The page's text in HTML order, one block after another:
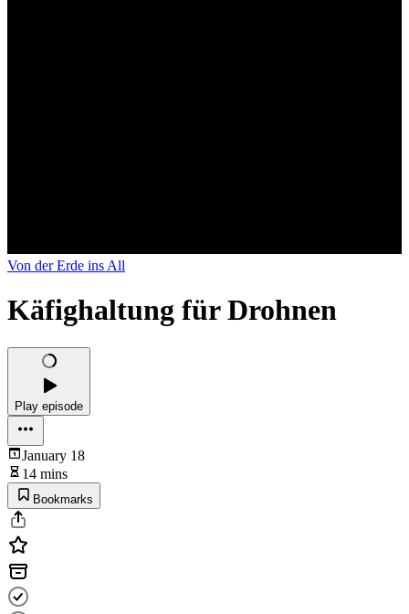
Von der Erde ins All
Käfighaltung für Drohnen
Play episode
January 18
14 mins
Bookmarks